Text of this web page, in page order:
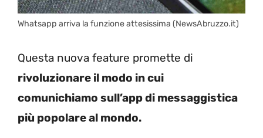
Whatsapp arriva la funzione attesissima (NewsAbruzzo.it)
Questa nuova feature promette di
rivoluzionare il modo in cui
comunichiamo sull’app di messaggistica
più popolare al mondo.